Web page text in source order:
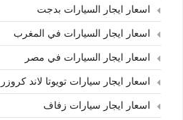
اسعار ايجار السيارات بدجت
اسعار ايجار السيارات في المغرب
اسعار ايجار السيارات في مصر
اسعار ايجار سيارات تويوتا لاند كروزر
اسعار ايجار سيارات زفاف